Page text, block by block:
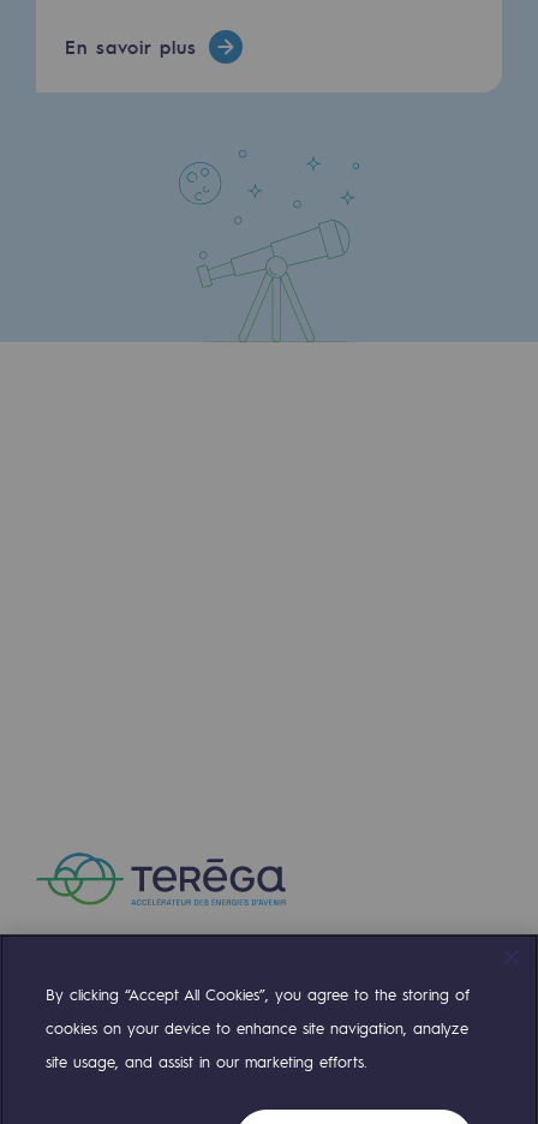
En savoir plus
Compte TwitterCompte Facebook
Compte LinkedinCompte Youtube
By clicking “Accept All Cookies”, you agree to the storing of
cookies on your device to enhance site navigation, analyze
site usage, and assist in our marketing efforts.